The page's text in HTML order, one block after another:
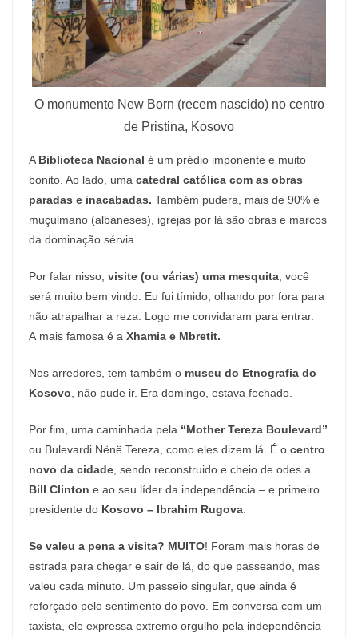
O monumento New Born (recem nascido) no centro
de Pristina, Kosovo
ABiblioteca Nacional é um prédio imponente e muito
bonito. Ao lado, uma catedral católica com as obras
paradas e inacabadas. Também pudera, mais de 90% é
muçulmano (albaneses), igrejas por lá são obras e marcos
da dominação sérvia.
Por falar nisso, visite (ou várias) uma mesquita, você
será muito bem vindo. Eu fui tímido, olhando por fora para
não atrapalhar a reza. Logo me convidaram para entrar.
A mais famosa é a Xhamia e Mbretit.
Nos arredores, tem também o museu do Etnografia do
Kosovo, não pude ir. Era domingo, estava fechado.
Por fim, uma caminhada pela “Mother Tereza Boulevard”
ou Bulevardi Nënë Tereza, como eles dizem lá. É o centro
novo da cidade, sendo reconstruido e cheio de odes a
Bill Clinton e ao seu líder da independência – e primeiro
presidente do Kosovo – Ibrahim Rugova.
Se valeu a pena a visita? MUITO! Foram mais horas de
estrada para chegar e sair de lá, do que passeando, mas
valeu cada minuto. Um passeio singular, que ainda é
reforçado pelo sentimento do povo. Em conversa com um
taxista, ele expressa extremo orgulho pela independência